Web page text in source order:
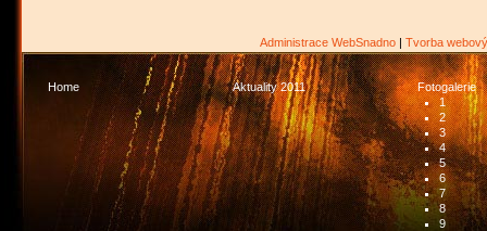
Administrace WebSnadno| Tvorba
Home Aktuality 2011
Fotogalerie
1
2
3
4
5
6
7
8
9